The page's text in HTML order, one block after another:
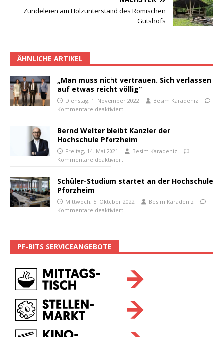
Zündeleien am Holzunterstand des Römischen
Gutshofs
ÄHNLICHE ARTIKEL
„Man muss nicht vertrauen. Sich verlassen
auf etwas reicht völlig“
Dienstag, 1. November 2022
Besim Karadeniz
Kommentare deaktiviert
Bernd Welter bleibt Kanzler der
Hochschule Pforzheim
Freitag, 14. Mai 2021
Besim Karadeniz
Kommentare deaktiviert
Schüler-Studium startet an der Hochschule
Pforzheim
Mittwoch, 5. Oktober 2022
Besim Karadeniz
Kommentare deaktiviert
PF-BITS SERVICEANGEBOTE